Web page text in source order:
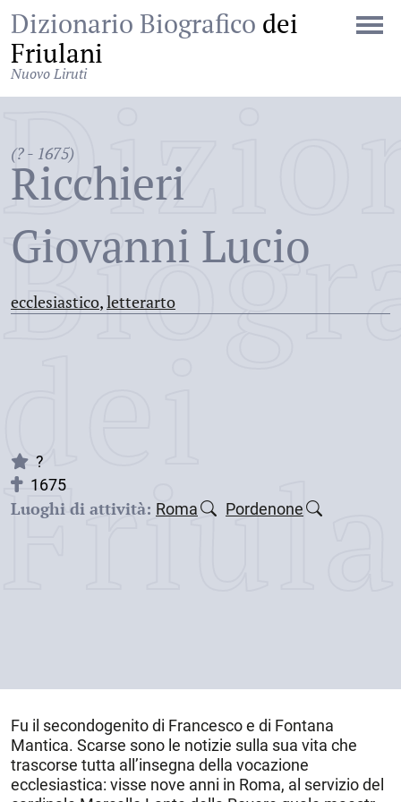
Dizionario Biografico dei
Friulani
Nuovo Liruti
(? - 1675)
Ricchieri
Giovanni Lucio
ecclesiastico,letterarto
dei
?
1675
Luoghi di attività: Roma Pordenone
Fu il secondogenito di Francesco e di Fontana
Mantica. Scarse sono le notizie sulla sua vita che
trascorse tutta all’insegna della vocazione
ecclesiastica: visse nove anni in Roma, al servizio del